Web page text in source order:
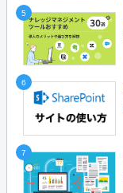
5
6
7